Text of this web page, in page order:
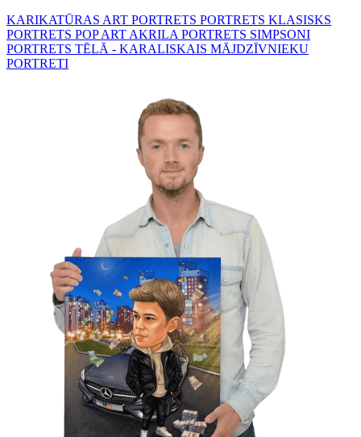
KARIKATŪRAS ART PORTRETS PORTRETS KLASISKS
PORTRETS POP ART AKRILA PORTRETS SIMPSONI
PORTRETS TĒLĀ - KARALISKAIS MĀJDZĪVNIEKU
PORTRETI